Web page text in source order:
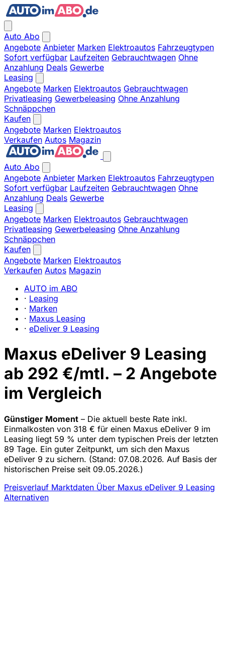
Auto Abo
Angebote Anbieter Marken Elektroautos Fahrzeugtypen
Sofort verfügbar Laufzeiten Gebrauchtwagen Ohne
Anzahlung Deals Gewerbe
Leasing
Angebote Marken Elektroautos Gebrauchtwagen
Privatleasing Gewerbeleasing Ohne Anzahlung
Schnäppchen
Kaufen
Angebote Marken Elektroautos
Verkaufen Autos Magazin
Auto Abo
Angebote Anbieter Marken Elektroautos Fahrzeugtypen
Sofort verfügbar Laufzeiten Gebrauchtwagen Ohne
Anzahlung Deals Gewerbe
Leasing
Angebote Marken Elektroautos Gebrauchtwagen
Privatleasing Gewerbeleasing Ohne Anzahlung
Schnäppchen
Kaufen
Angebote Marken Elektroautos
Verkaufen Autos Magazin
AUTO im ABO
· Leasing
· Marken
· Maxus Leasing
· eDeliver 9 Leasing
Maxus eDeliver 9 Leasing
ab 292 €/mtl. – 2 Angebote
im Vergleich
Günstiger Moment – Die aktuell beste Rate inkl.
Einmalkosten von 318 € für einen Maxus eDeliver 9 im
Leasing liegt 59 % unter dem typischen Preis der letzten
89 Tage. Ein guter Zeitpunkt, um sich den Maxus
eDeliver 9 zu sichern. (Stand: 07.08.2026. Auf Basis der
historischen Preise seit 09.05.2026.)
Preisverlauf Marktdaten Über Maxus eDeliver 9 Leasing
Alternativen